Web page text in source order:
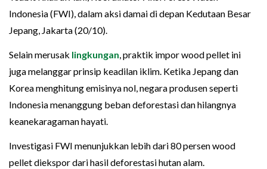
Indonesia (FWI), dalam aksi damai di depan Kedutaan Besar
Jepang, Jakarta (20/10).
Selain merusak lingkungan, praktik impor wood pellet ini
juga melanggar prinsip keadilan iklim. Ketika Jepang dan
Korea menghitung emisinya nol, negara produsen seperti
Indonesia menanggung beban deforestasi dan hilangnya
keanekaragaman hayati.
Investigasi FWI menunjukkan lebih dari 80 persen wood
pellet diekspor dari hasil deforestasi hutan alam.